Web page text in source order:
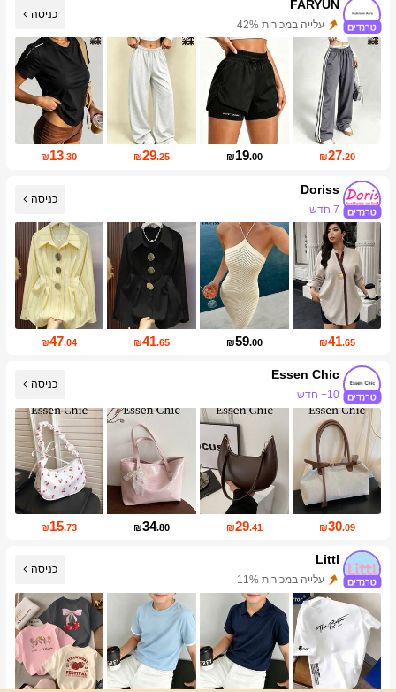
FARYUN
עלייה במכירות 42%
עליית עוקבים של 417%
כניסה
₪27.20
₪19.00
₪29.25
₪13.30
Doriss
7 חדש
30K עוקבים
כניסה
₪41.65
₪59.00
₪41.65
₪47.04
Essen Chic
10+ חדש
עליית עוקבים של 82%
כניסה
₪30.09
₪29.41
₪34.80
₪15.73
Littl
עלייה במכירות 11%
109K עוקבים
כניסה